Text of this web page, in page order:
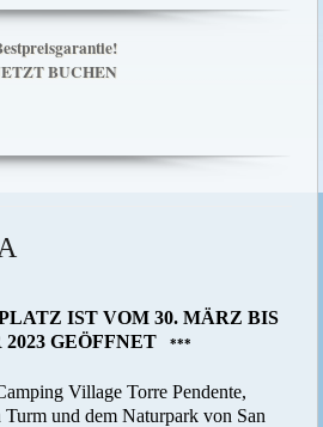
BUCHEN
IST VOM 30. MÄRZ BIS
GEÖFFNET
***
Village Torre Pendente,
und dem Naturpark von San